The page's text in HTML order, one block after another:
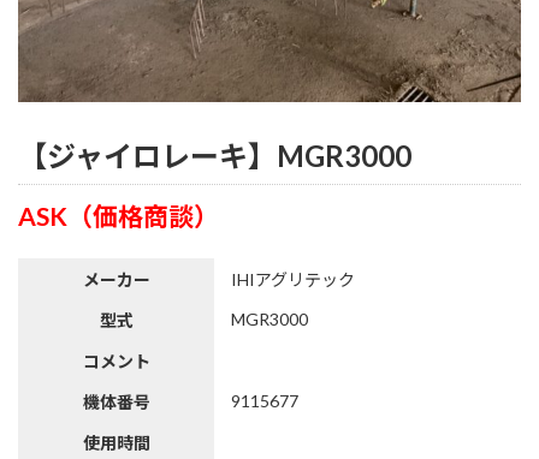
【ジャイロレーキ】MGR3000
ASK（価格商談）
メーカー
IHIアグリテック
型式
MGR3000
コメント
機体番号
9115677
使用時間